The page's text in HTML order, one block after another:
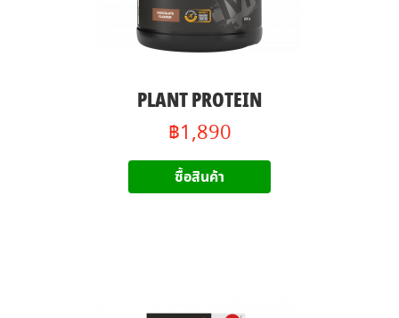
PLANT PROTEIN
฿1,890
ซื้อสินค้า